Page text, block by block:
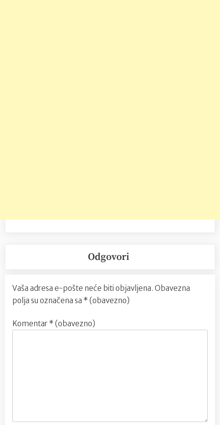
Odgovori
Vaša adresa e-pošte neće biti objavljena. Obavezna
polja su označena sa * (obavezno)
Komentar * (obavezno)